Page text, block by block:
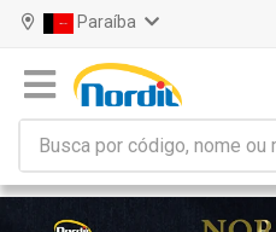
Paraíba